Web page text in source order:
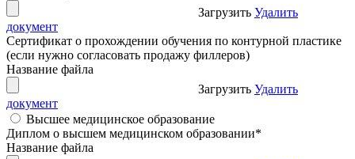
Загрузить Удалить
документ
Сертификат о прохождении обучения по контурной пластике
(если нужно согласовать продажу филлеров)
Название файла
Загрузить Удалить
документ
Высшее медицинское образование
Диплом о высшем медицинском образовании*
Название файла